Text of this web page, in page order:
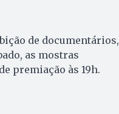
de documentários,
as mostras
premiação às 19h.